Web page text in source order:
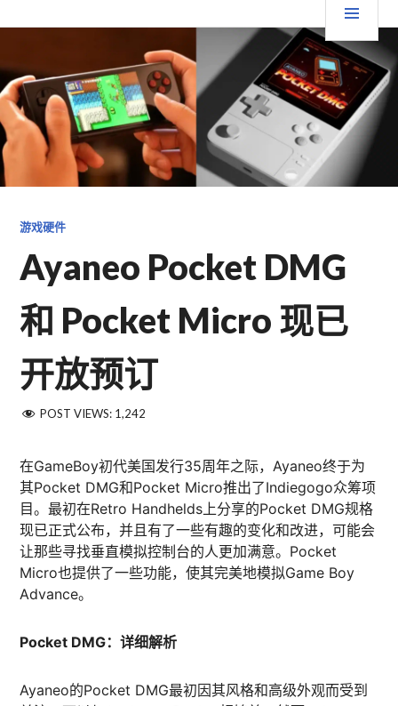
至
容
TGFC LIFESTYLE
菜
单
游戏硬件
Ayaneo Pocket DMG
和 Pocket Micro 现已
开放预订
POST VIEWS: 1,242
在GameBoy初代美国发行35周年之际，Ayaneo终于为
其Pocket DMG和Pocket Micro推出了Indiegogo众筹项
目。最初在Retro Handhelds上分享的Pocket DMG规格
现已正式公布，并且有了一些有趣的变化和改进，可能会
让那些寻找垂直模拟控制台的人更加满意。Pocket
Micro也提供了一些功能，使其完美地模拟Game Boy
Advance。​
Pocket DMG：详细解析
Ayaneo的Pocket DMG最初因其风格和高级外观而受到